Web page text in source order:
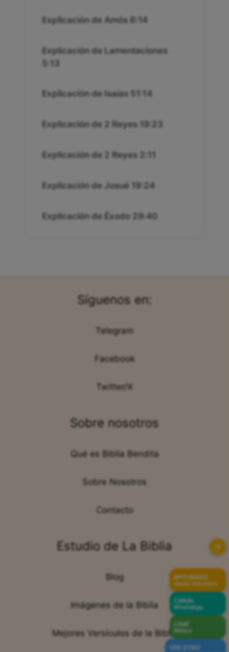
Explicación de Amós 6:14
Explicación de Lamentaciones
5:13
Explicación de Isaías 51:14
Explicación de 2 Reyes 19:23
Explicación de 2 Reyes 2:11
Explicación de Josué 19:24
Explicación de Éxodo 29:40
Síguenos en:
Telegram
Facebook
Twitter/X
Sobre nosotros
Qué es Biblia Bendita
Sobre Nosotros
Contacto
Estudio de La Biblia
Blog
Imágenes de la Biblia
Mejores Versículos de la Biblia
✕
APÓYANOS
Hazte miembro
CANAL
WhatsApp
CHAT
Bíblico
VER OTRO